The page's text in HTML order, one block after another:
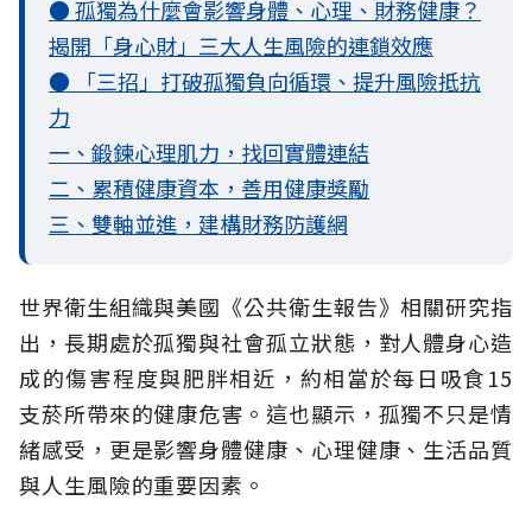
● 孤獨為什麼會影響身體、心理、財務健康？
揭開「身心財」三大人生風險的連鎖效應
● 「三招」打破孤獨負向循環、提升風險抵抗
力
一、鍛鍊心理肌力，找回實體連結
二、累積健康資本，善用健康獎勵
三、雙軸並進，建構財務防護網
世界衛生組織與美國《公共衛生報告》相關研究指
出，長期處於孤獨與社會孤立狀態，對人體身心造
成的傷害程度與肥胖相近，約相當於每日吸食15
支菸所帶來的健康危害。這也顯示，孤獨不只是情
緒感受，更是影響身體健康、心理健康、生活品質
與人生風險的重要因素。